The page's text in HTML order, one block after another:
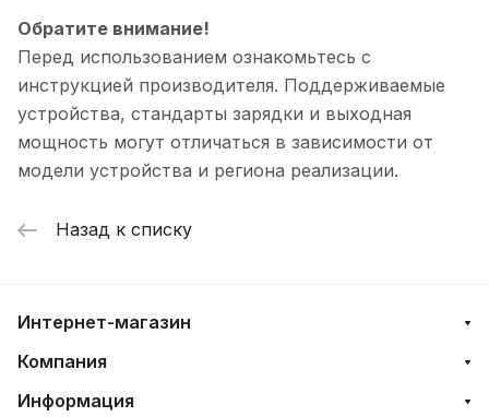
Обратите внимание!
Перед использованием ознакомьтесь с
инструкцией производителя. Поддерживаемые
устройства, стандарты зарядки и выходная
мощность могут отличаться в зависимости от
модели устройства и региона реализации.
Назад к списку
Интернет-магазин
Компания
Информация